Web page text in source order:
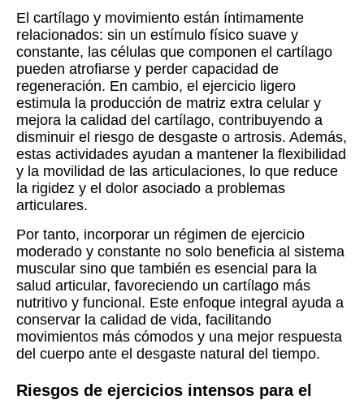
El cartílago y movimiento están íntimamente
relacionados: sin un estímulo físico suave y
constante, las células que componen el cartílago
pueden atrofiarse y perder capacidad de
regeneración. En cambio, el ejercicio ligero
estimula la producción de matriz extra celular y
mejora la calidad del cartílago, contribuyendo a
disminuir el riesgo de desgaste o artrosis. Además,
estas actividades ayudan a mantener la flexibilidad
y la movilidad de las articulaciones, lo que reduce
la rigidez y el dolor asociado a problemas
articulares.
Por tanto, incorporar un régimen de ejercicio
moderado y constante no solo beneficia al sistema
muscular sino que también es esencial para la
salud articular, favoreciendo un cartílago más
nutritivo y funcional. Este enfoque integral ayuda a
conservar la calidad de vida, facilitando
movimientos más cómodos y una mejor respuesta
del cuerpo ante el desgaste natural del tiempo.
Riesgos de ejercicios intensos para el